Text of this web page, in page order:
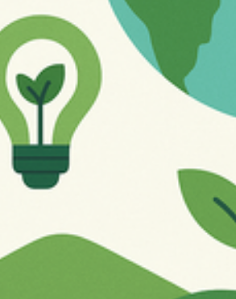
der DG HochN (Deutsche
an Hochschulen e.V.)
Goals (SDGs)
– auf Deutsch Ziele
– wurden 2015 von den Vereinten
Es handelt sich um 17 globale Ziele, die bis
um eine nachhaltige, gerechte und
alle Menschen zu schaffen. Die SDGs
wie Armut, Bildung, Gesundheit,
und den Schutz natürlicher
sich an alle Länder – unabhängig davon, ob
zum gemeinsamen Handeln auf.
wie die HOST zu den SDGs beiträgt.